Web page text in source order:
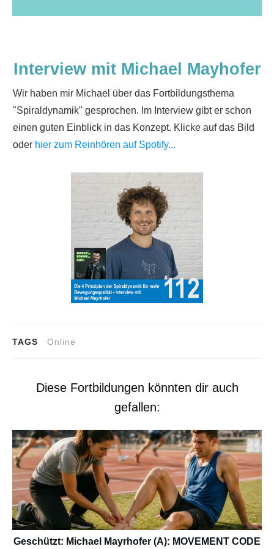
Interview mit Michael Mayhofer
Wir haben mir Michael über das Fortbildungsthema
"Spiraldynamik" gesprochen. Im Interview gibt er schon
einen guten Einblick in das Konzept. Klicke auf das Bild
oder hier zum Reinhören auf Spotify...
TAGS Online
Diese Fortbildungen könnten dir auch
gefallen:
Geschützt: Michael Mayrhofer (A): MOVEMENT CODE